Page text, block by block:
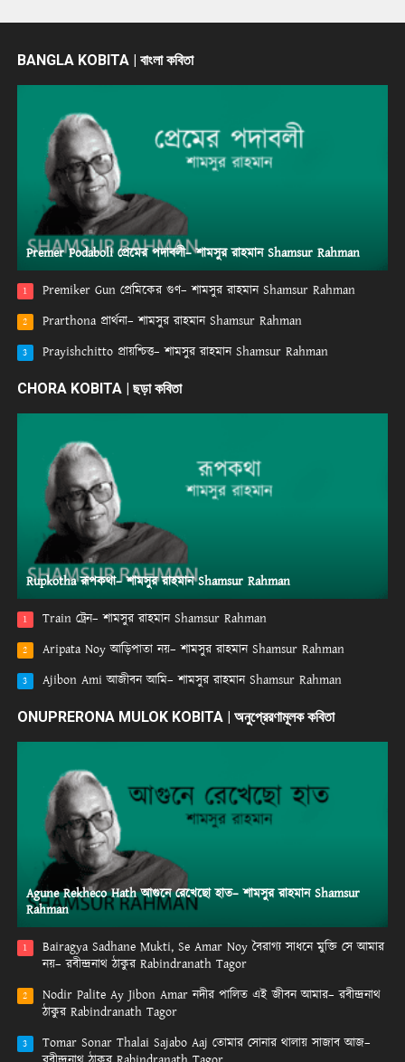
BANGLA KOBITA | বাংলা কবিতা
Premer Podaboli প্রেমের পদাবলী– শামসুর রাহমান Shamsur Rahman
1 Premiker Gun প্রেমিকের গুণ– শামসুর রাহমান Shamsur Rahman
2 Prarthona প্রার্থনা– শামসুর রাহমান Shamsur Rahman
3 Prayishchitto প্রায়শ্চিত্ত– শামসুর রাহমান Shamsur Rahman
CHORA KOBITA | ছড়া কবিতা
Rupkotha রূপকথা– শামসুর রাহমান Shamsur Rahman
1 Train ট্রেন– শামসুর রাহমান Shamsur Rahman
2 Aripata Noy আড়িপাতা নয়– শামসুর রাহমান Shamsur Rahman
3 Ajibon Ami আজীবন আমি– শামসুর রাহমান Shamsur Rahman
ONUPRERONA MULOK KOBITA | অনুপ্রেরণামূলক কবিতা
Agune Rekheco Hath আগুনে রেখেছো হাত– শামসুর রাহমান Shamsur
Rahman
1
Bairagya Sadhane Mukti, Se Amar Noy বৈরাগ্য সাধনে মুক্তি সে আমার
নয়– রবীন্দ্রনাথ ঠাকুর Rabindranath Tagor
2
Nodir Palite Ay Jibon Amar নদীর পালিত এই জীবন আমার– রবীন্দ্রনাথ
ঠাকুর Rabindranath Tagor
3
Tomar Sonar Thalai Sajabo Aaj তোমার সোনার থালায় সাজাব আজ–